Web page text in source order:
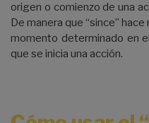
origen o comienzo de una
De manera que “since”
momento determinado en
que se inicia una acción.